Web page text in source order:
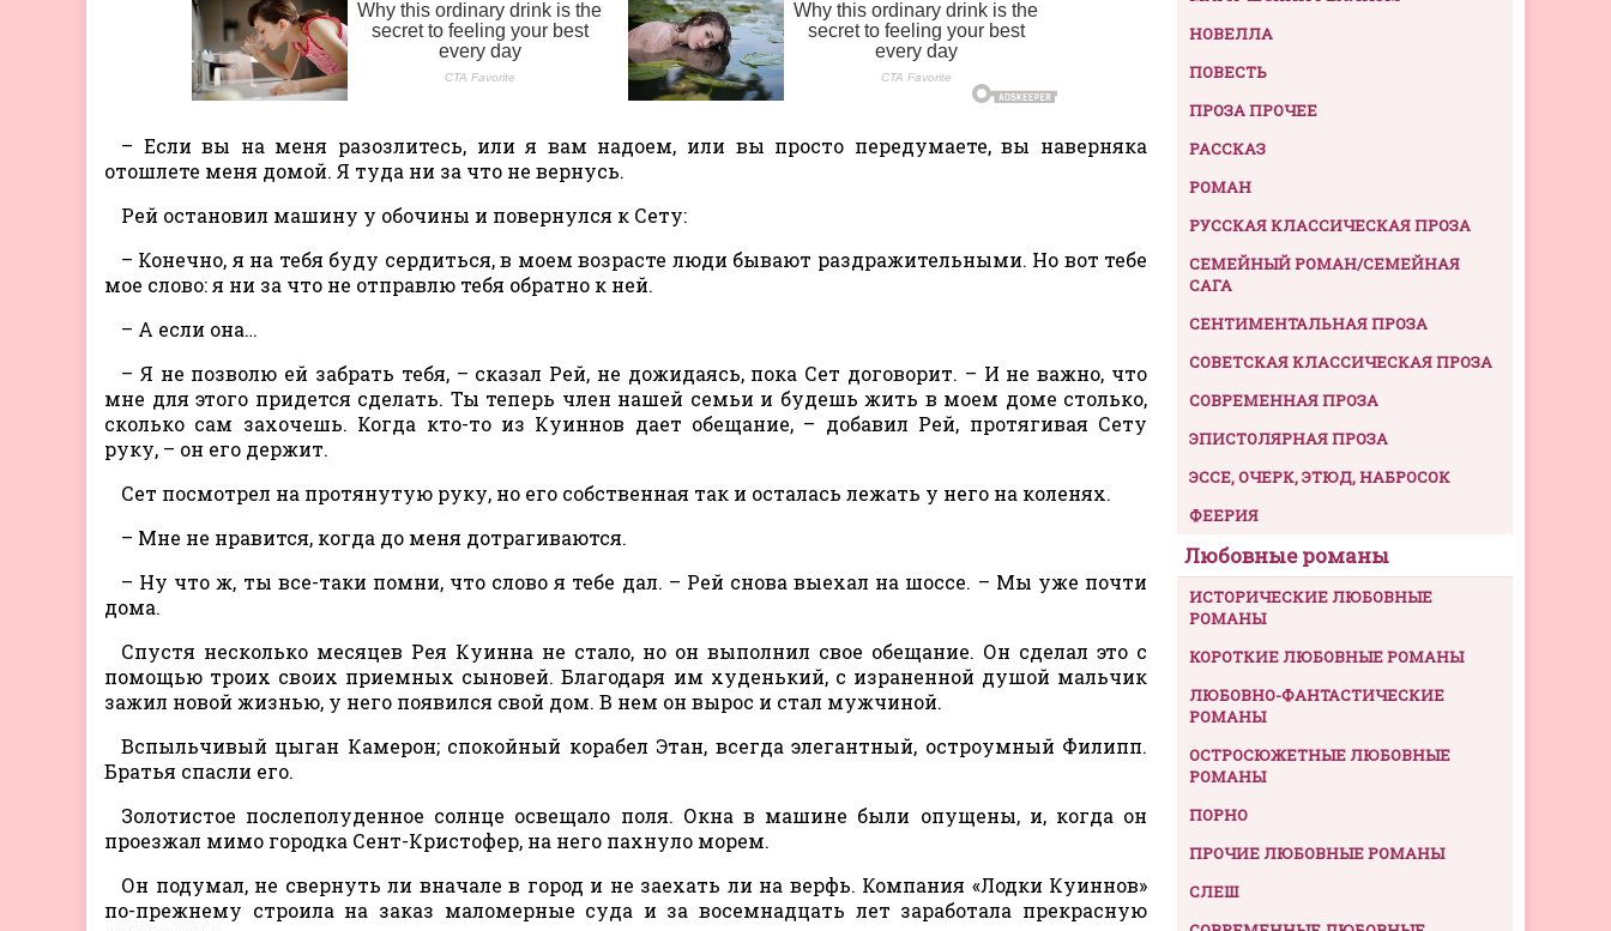
– Если вы на меня разозлитесь, или я вам надоем, или вы просто передумаете, вы наверняка
отошлете меня домой. Я туда ни за что не вернусь.
Рей остановил машину у обочины и повернулся к Сету:
– Конечно, я на тебя буду сердиться, в моем возрасте люди бывают раздражительными. Но вот тебе
мое слово: я ни за что не отправлю тебя обратно к ней.
– А если она…
– Я не позволю ей забрать тебя, – сказал Рей, не дожидаясь, пока Сет договорит. – И не важно, что
мне для этого придется сделать. Ты теперь член нашей семьи и будешь жить в моем доме столько,
сколько сам захочешь. Когда кто-то из Куиннов дает обещание, – добавил Рей, протягивая Сету
руку, – он его держит.
Сет посмотрел на протянутую руку, но его собственная так и осталась лежать у него на коленях.
– Мне не нравится, когда до меня дотрагиваются.
– Ну что ж, ты все-таки помни, что слово я тебе дал. – Рей снова выехал на шоссе. – Мы уже почти
дома.
Спустя несколько месяцев Рея Куинна не стало, но он выполнил свое обещание. Он сделал это с
помощью троих своих приемных сыновей. Благодаря им худенький, с израненной душой мальчик
зажил новой жизнью, у него появился свой дом. В нем он вырос и стал мужчиной.
Вспыльчивый цыган Камерон; спокойный корабел Этан, всегда элегантный, остроумный Филипп.
Братья спасли его.
Золотистое послеполуденное солнце освещало поля. Окна в машине были опущены, и, когда он
проезжал мимо городка Сент-Кристофер, на него пахнуло морем.
Он подумал, не свернуть ли вначале в город и не заехать ли на верфь. Компания «Лодки Куиннов»
по-прежнему строила на заказ маломерные суда и за восемнадцать лет заработала прекрасную
НОВЕЛЛА
ПОВЕСТЬ
ПРОЗА ПРОЧЕЕ
РАССКАЗ
РОМАН
РУССКАЯ КЛАССИЧЕСКАЯ ПРОЗА
СЕМЕЙНЫЙ РОМАН/СЕМЕЙНАЯ
САГА
СЕНТИМЕНТАЛЬНАЯ ПРОЗА
СОВЕТСКАЯ КЛАССИЧЕСКАЯ ПРОЗА
СОВРЕМЕННАЯ ПРОЗА
ЭПИСТОЛЯРНАЯ ПРОЗА
ЭССЕ, ОЧЕРК, ЭТЮД, НАБРОСОК
ФЕЕРИЯ
Любовные романы
ИСТОРИЧЕСКИЕ ЛЮБОВНЫЕ
РОМАНЫ
КОРОТКИЕ ЛЮБОВНЫЕ РОМАНЫ
ЛЮБОВНО-ФАНТАСТИЧЕСКИЕ
РОМАНЫ
ОСТРОСЮЖЕТНЫЕ ЛЮБОВНЫЕ
РОМАНЫ
ПОРНО
ПРОЧИЕ ЛЮБОВНЫЕ РОМАНЫ
СЛЕШ